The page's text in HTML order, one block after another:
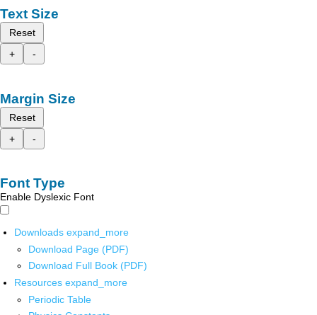
Text Size
Reset
+
-
Margin Size
Reset
+
-
Font Type
Enable Dyslexic Font
Downloads expand_more
Download Page (PDF)
Download Full Book (PDF)
Resources expand_more
Periodic Table